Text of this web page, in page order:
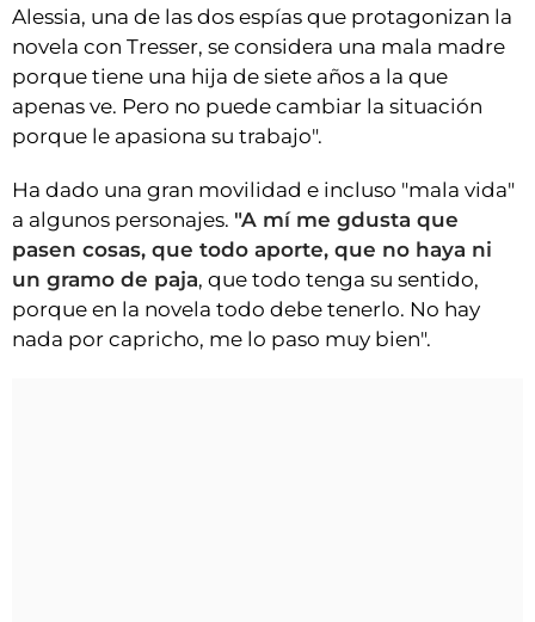
Alessia, una de las dos espías que protagonizan la
novela con Tresser, se considera una mala madre
porque tiene una hija de siete años a la que
apenas ve. Pero no puede cambiar la situación
porque le apasiona su trabajo".
Ha dado una gran movilidad e incluso "mala vida"
a algunos personajes. "A mí me gdusta que
pasen cosas, que todo aporte, que no haya ni
un gramo de paja, que todo tenga su sentido,
porque en la novela todo debe tenerlo. No hay
nada por capricho, me lo paso muy bien".